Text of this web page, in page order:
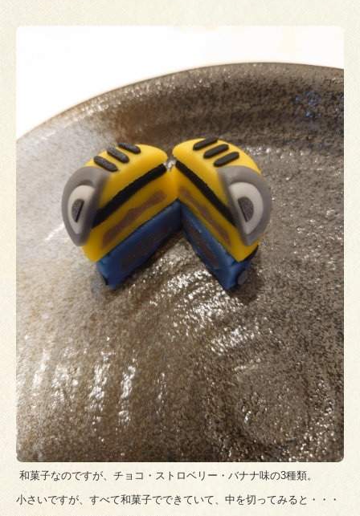
和菓子なのですが、チョコ・ストロベリー・バナナ味の3種類。
小さいですが、すべて和菓子でできていて、中を切ってみると・・・